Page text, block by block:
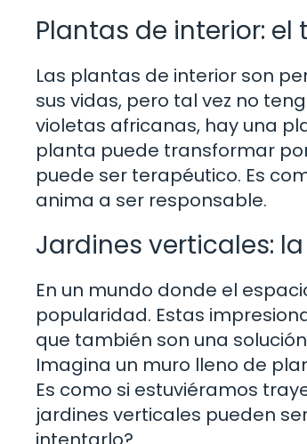
Plantas de interior:
Las plantas de interior son
sus vidas, pero tal vez no
violetas africanas, hay una
planta puede transformar
puede ser terapéutico. Es
anima a ser responsable.
Jardines verticales:
En un mundo donde el
popularidad. Estas
que también son una
Imagina un muro lleno de
Es como si estuviéramos
jardines verticales pueden